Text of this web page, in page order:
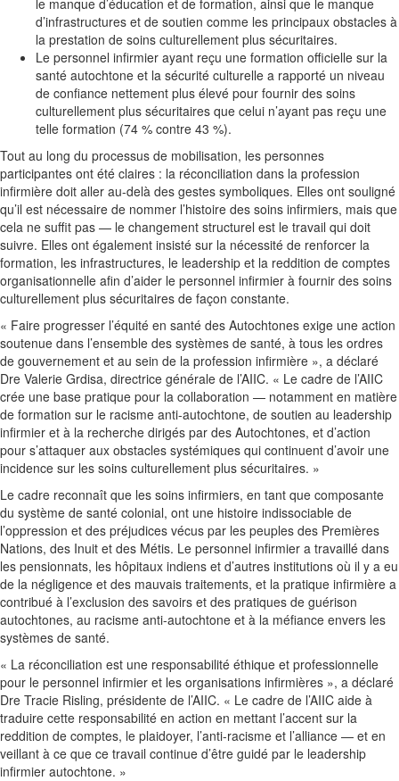
le manque d’éducation et de formation, ainsi que le manque
d’infrastructures et de soutien comme les principaux obstacles à
la prestation de soins culturellement plus sécuritaires.
Le personnel infirmier ayant reçu une formation officielle sur la
santé autochtone et la sécurité culturelle a rapporté un niveau
de confiance nettement plus élevé pour fournir des soins
culturellement plus sécuritaires que celui n’ayant pas reçu une
telle formation (74 % contre 43 %).
Tout au long du processus de mobilisation, les personnes
participantes ont été claires : la réconciliation dans la profession
infirmière doit aller au-delà des gestes symboliques. Elles ont souligné
qu’il est nécessaire de nommer l’histoire des soins infirmiers, mais que
cela ne suffit pas — le changement structurel est le travail qui doit
suivre. Elles ont également insisté sur la nécessité de renforcer la
formation, les infrastructures, le leadership et la reddition de comptes
organisationnelle afin d’aider le personnel infirmier à fournir des soins
culturellement plus sécuritaires de façon constante.
« Faire progresser l’équité en santé des Autochtones exige une action
soutenue dans l’ensemble des systèmes de santé, à tous les ordres
de gouvernement et au sein de la profession infirmière », a déclaré
Dre Valerie Grdisa, directrice générale de l’AIIC. « Le cadre de l’AIIC
crée une base pratique pour la collaboration — notamment en matière
de formation sur le racisme anti-autochtone, de soutien au leadership
infirmier et à la recherche dirigés par des Autochtones, et d’action
pour s’attaquer aux obstacles systémiques qui continuent d’avoir une
incidence sur les soins culturellement plus sécuritaires. »
Le cadre reconnaît que les soins infirmiers, en tant que composante
du système de santé colonial, ont une histoire indissociable de
l’oppression et des préjudices vécus par les peuples des Premières
Nations, des Inuit et des Métis. Le personnel infirmier a travaillé dans
les pensionnats, les hôpitaux indiens et d’autres institutions où il y a eu
de la négligence et des mauvais traitements, et la pratique infirmière a
contribué à l’exclusion des savoirs et des pratiques de guérison
autochtones, au racisme anti-autochtone et à la méfiance envers les
systèmes de santé.
« La réconciliation est une responsabilité éthique et professionnelle
pour le personnel infirmier et les organisations infirmières », a déclaré
Dre Tracie Risling, présidente de l’AIIC. « Le cadre de l’AIIC aide à
traduire cette responsabilité en action en mettant l’accent sur la
reddition de comptes, le plaidoyer, l’anti-racisme et l’alliance — et en
veillant à ce que ce travail continue d’être guidé par le leadership
infirmier autochtone. »